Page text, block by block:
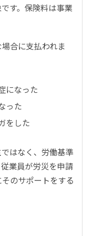
す。保険料は事業
合に支払われま
になった
った
をした
はなく、労働基準
業員が労災を申請
のサポートをする